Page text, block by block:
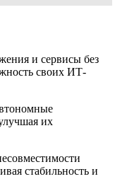
и сервисы без
своих ИТ-
их
стабильность и